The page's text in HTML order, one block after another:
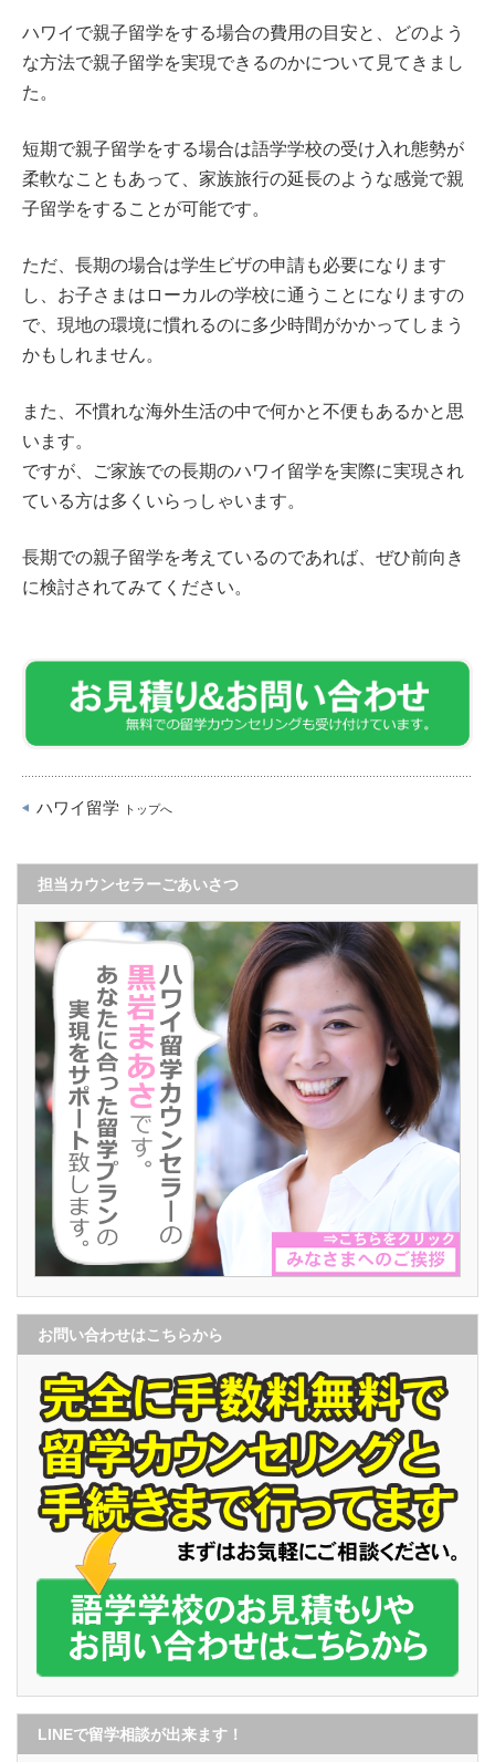
ハワイで親子留学をする場合の費用の目安と、どのよう
な方法で親子留学を実現できるのかについて見てきまし
た。
短期で親子留学をする場合は語学学校の受け入れ態勢が
柔軟なこともあって、家族旅行の延長のような感覚で親
子留学をすることが可能です。
ただ、長期の場合は学生ビザの申請も必要になります
し、お子さまはローカルの学校に通うことになりますの
で、現地の環境に慣れるのに多少時間がかかってしまう
かもしれません。
また、不慣れな海外生活の中で何かと不便もあるかと思
います。
ですが、ご家族での長期のハワイ留学を実際に実現され
ている方は多くいらっしゃいます。
長期での親子留学を考えているのであれば、ぜひ前向き
に検討されてみてください。
ハワイ留学 トップへ
担当カウンセラーごあいさつ
お問い合わせはこちらから
LINEで留学相談が出来ます！